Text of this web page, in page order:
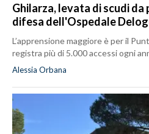
Ghilarza, levata di scudi
difesa dell'Ospedale
L’apprensione maggiore è per il
registra più di 5.000 accessi ogni
Alessia Orbana